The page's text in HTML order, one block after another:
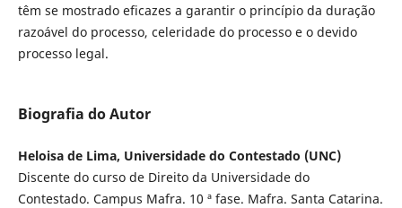
têm se mostrado eficazes a garantir o princípio da duração
razoável do processo, celeridade do processo e o devido
processo legal.
Biografia do Autor
Heloisa de Lima, Universidade do Contestado (UNC)
Discente do curso de Direito da Universidade do
Contestado. Campus Mafra. 10 ª fase. Mafra. Santa Catarina.